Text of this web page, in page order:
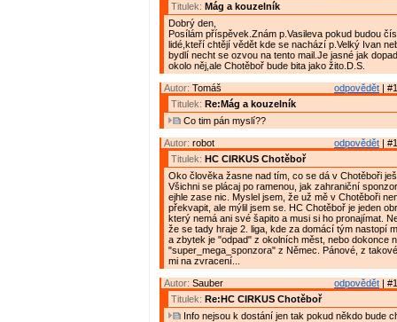
Titulek: Mág a kouzelník
Dobrý den,
Posílám příspěvek.Znám p.Vasileva pokud budou
lidé,kteří chtějí vědět kde se nachází p.Velký Ivan
bydlí necht se ozvou na tento mail.Je jasné jak
okolo něj,ale Chotěboř bude bita jako žito.D.S.
odpovědět |
Autor: Tomáš
Titulek: Re:Mág a kouzelník
Co tim pán myslí??
odpovědět |
Autor: robot
Titulek: HC CIRKUS Chotěboř
Oko člověka žasne nad tím, co se dá v Chotěboři
Všichni se plácaj po ramenou, jak zahraniční
ejhle zase nic. Myslel jsem, že už mě v Chotěboři
překvapit, ale mýlil jsem se. HC Chotěboř je jeden
který nemá ani své šapito a musi si ho pronajímat.
že se tady hraje 2. liga, kde za domácí tým nastopí
a zbytek je "odpad" z okolních měst, nebo dokonce
"super_mega_sponzora" z Němec. Pánové, z
mi na zvracení...
odpovědět |
Autor: Sauber
Titulek: Re:HC CIRKUS Chotěboř
Info nejsou k dostání jen tak pokud někdo bude